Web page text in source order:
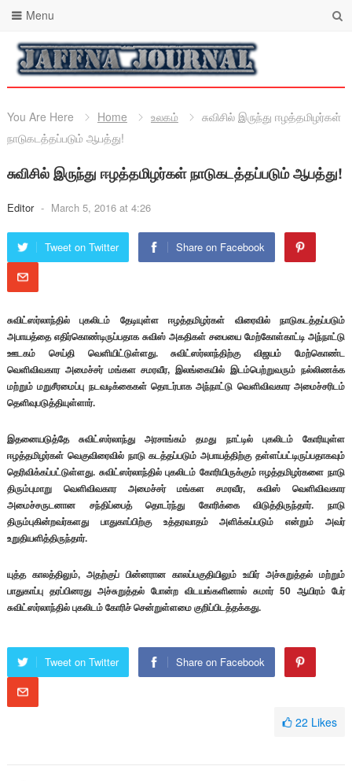
Menu
You Are Here Home உலகம்
சுவிசில் இருந்து ஈழத்தமிழர்கள்
நாடுகடத்தப்படும் ஆபத்து!
சுவிசில் இருந்து ஈழத்தமிழர்கள் நாடுகடத்தப்படும் ஆபத்து!
Editor - March 5, 2016 at 4:26
Tweet on Twitter Share on Facebook
சுவிட்ஸர்லாந்தில் புகலிடம் தேடியுள்ள ஈழத்தமிழர்கள் விரைவில் நாடுகடத்தப்படும்
அபாயத்தை எதிர்கொண்டிருப்பதாக சுவிஸ் அகதிகள் சபையை மேற்கோள்காட்டி அந்நாட்டு
ஊடகம் செய்தி வெளியிட்டுள்ளது. சுவிட்ஸர்லாந்திற்கு விஜயம் மேற்கொண்ட
வெளிவிவகார அமைச்சர் மங்கள சமரவீர, இலங்கையில் இடம்பெற்றுவரும் நல்லிணக்க
மற்றும் மறுசீரமைப்பு நடவடிக்கைகள் தொடர்பாக அந்நாட்டு வெளிவிவகார அமைச்சரிடம்
தெளிவுபடுத்தியுள்ளார்.
இதனையடுத்தே சுவிட்ஸர்லாந்து அரசாங்கம் தமது நாட்டில் புகலிடம் கோரியுள்ள
ஈழத்தமிழர்கள் வெகுவிரைவில் நாடு கடத்தப்படும் அபாயத்திற்கு தள்ளப்பட்டிருப்பதாகவும்
தெரிவிக்கப்பட்டுள்ளது. சுவிட்ஸர்லாந்தில் புகலிடம் கோரியிருக்கும் ஈழத்தமிழர்களை நாடு
திரும்புமாறு வெளிவிவகார அமைச்சர் மங்கள சமரவீர, சுவிஸ் வெளிவிவகார
அமைச்சருடனான சந்திப்பைத் தொடர்ந்து கோரிக்கை விடுத்திருந்தார். நாடு
திரும்புகின்றவர்களது பாதுகாப்பிற்கு உத்தரவாதம் அளிக்கப்படும் என்றும் அவர்
உறுதியளித்திருந்தார்.
யுத்த காலத்திலும், அதற்குப் பின்னரான காலப்பகுதியிலும் உயிர் அச்சுறுத்தல் மற்றும்
பாதுகாப்பு தரப்பினரது அச்சுறுத்தல் போன்ற விடயங்களினால் சுமார் 50 ஆயிரம் பேர்
சுவிட்ஸர்லாந்தில் புகலிடம் கோரிச் சென்றுள்ளமை குறிப்பிடத்தக்கது.
Tweet on Twitter Share on Facebook
22 Likes